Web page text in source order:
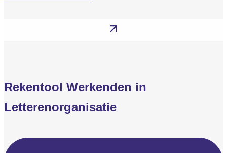
Rekentool Werkenden in
Letterenorganisatie